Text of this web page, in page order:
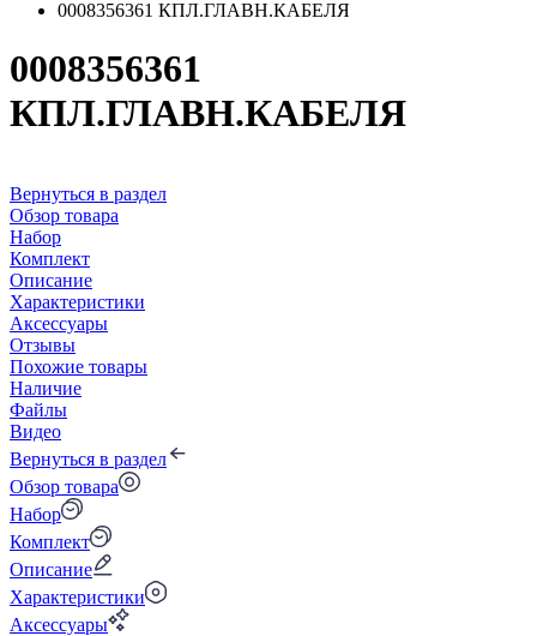
0008356361 КПЛ.ГЛАВН.КАБЕЛЯ
0008356361
КПЛ.ГЛАВН.КАБЕЛЯ
Вернуться в раздел
Обзор товара
Набор
Комплект
Описание
Характеристики
Аксессуары
Отзывы
Похожие товары
Наличие
Файлы
Видео
Вернуться в раздел
Обзор товара
Набор
Комплект
Описание
Характеристики
Аксессуары